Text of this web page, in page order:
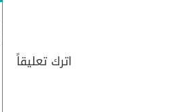
اترك تعليقاً